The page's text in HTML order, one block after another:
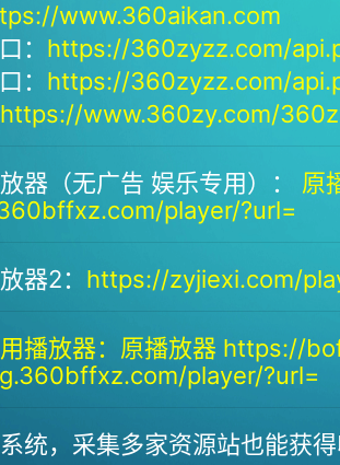
www.360aikan.com
： https://360zyzz.com/
： https://360zyzz.com/
https://www.360zy.com/
器（无广告 娱乐专用）： 原
player/?url=
器2： https://zyjiexi.com/
播放器： 原播放器 https://
player/?url=
统，采集多家资源站也能获